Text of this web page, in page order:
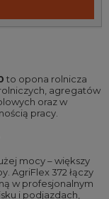
to opona rolnicza
agregatów
oraz w
pracy.
mocy – większy
AgriFlex 372 łączy
w profesjonalnym
i podjazdach,